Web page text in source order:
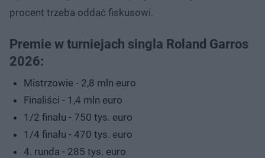
procent trzeba oddać fiskusowi.
Premie w turniejach singla Roland Garros
2026:
Mistrzowie - 2,8 mln euro
Finaliści - 1,4 mln euro
1/2 finału - 750 tys. euro
1/4 finału - 470 tys. euro
4. runda - 285 tys. euro